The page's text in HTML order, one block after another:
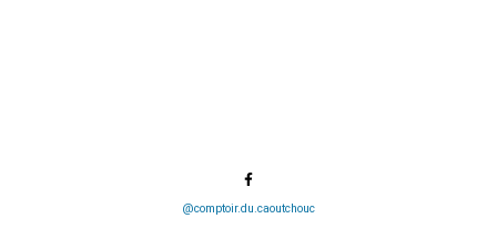
@comptoir.du.caoutchouc